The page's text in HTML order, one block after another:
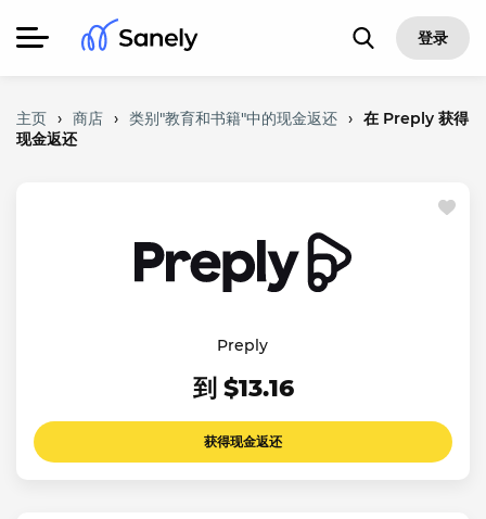
登录
主页 › 商店 › 类别"教育和书籍"中的现金返还 › 在 Preply 获得
现金返还
Preply
到 $13.16
获得现金返还